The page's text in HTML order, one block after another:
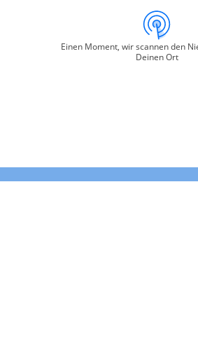
Einen Moment, wir scannen den
Deinen Ort